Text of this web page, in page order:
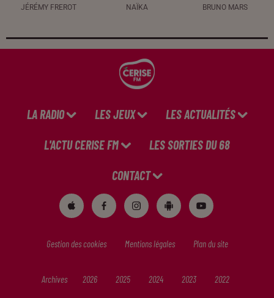
JÉRÉMY FREROT NAÏKA BRUNO MARS
LA RADIO LES JEUX LES ACTUALITÉS
L'ACTU CERISE FM LES SORTIES DU 68
CONTACT
Gestion des cookies Mentions légales Plan du site
Archives 2026 2025 2024 2023 2022